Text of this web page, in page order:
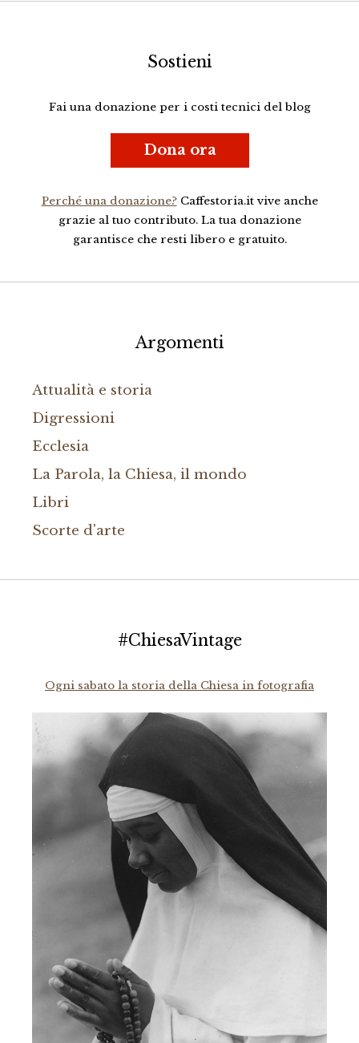
Sostieni
Fai una donazione per i costi tecnici del blog
Dona ora
Perché una donazione?Caffestoria.it vive anche
grazie al tuo contributo. La tua donazione
garantisce che resti libero e gratuito.
Argomenti
Attualità e storia
Digressioni
Ecclesia
La Parola, la Chiesa, il mondo
Libri
Scorte d'arte
#ChiesaVintage
Ogni sabato la storia della Chiesa in fotografia